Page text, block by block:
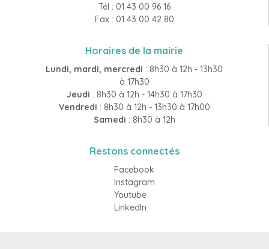
Tél : 01 43 00 96 16
Fax : 01 43 00 42 80
Horaires de la mairie
Lundi, mardi, mercredi : 8h30 à 12h - 13h30
à 17h30
Jeudi : 8h30 à 12h - 14h30 à 17h30
Vendredi : 8h30 à 12h - 13h30 à 17h00
Samedi : 8h30 à 12h
Restons connectés
Facebook
Instagram
Youtube
LinkedIn